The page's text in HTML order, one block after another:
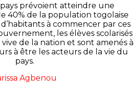
prévoient atteindre une
40% de la population togolaise
à commencer par ces
les élèves scolarisés
de la nation et sont amenés à
à être les acteurs de la vie du
pays.
Agbenou